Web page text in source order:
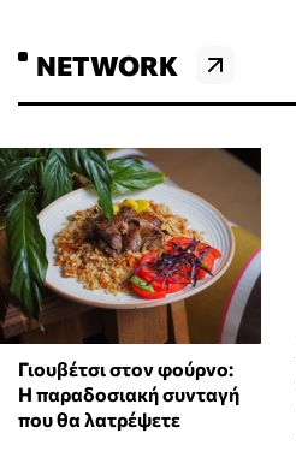
NETWORK
Γιουβέτσι στον φούρνο:
Η παραδοσιακή συνταγή
που θα λατρέψετε